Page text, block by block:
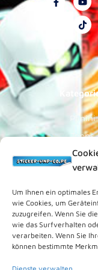
Um Ihnen ein optimales
wie Cookies, um
zuzugreifen. Wenn Sie
wie das Surfverhalten
verarbeiten. Wenn Sie
können bestimmte
a
k
-
f
o
u
t
u
b
e
i
k
t
o
k
Panini
Topps
Blue